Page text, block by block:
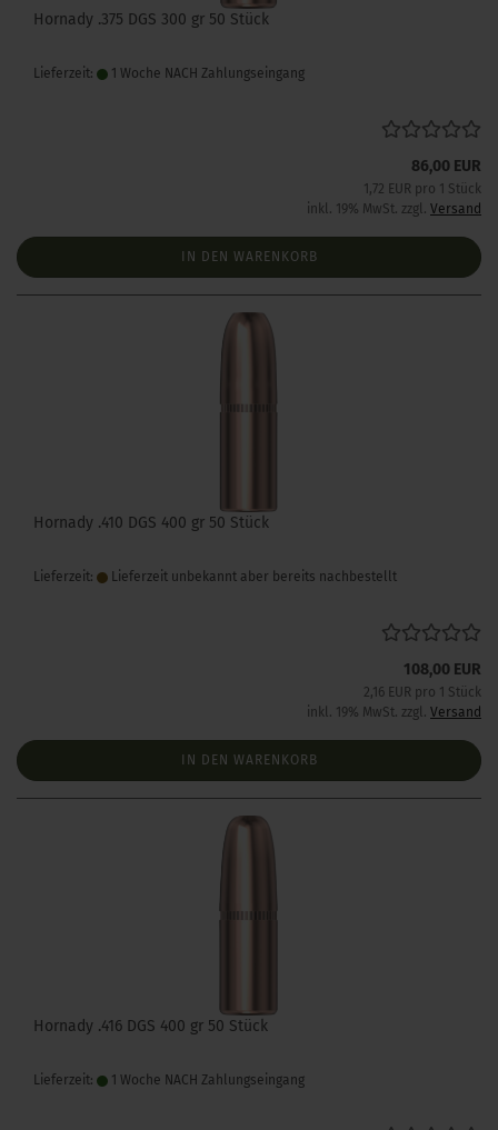
Hornady .375 DGS 300 gr 50 Stück
Lieferzeit: 1 Woche NACH Zahlungseingang
86,00 EUR
1,72 EUR pro 1 Stück
inkl. 19% MwSt. zzgl. Versand
IN DEN WARENKORB
Hornady .410 DGS 400 gr 50 Stück
Lieferzeit: Lieferzeit unbekannt aber bereits nachbestellt
108,00 EUR
2,16 EUR pro 1 Stück
inkl. 19% MwSt. zzgl. Versand
IN DEN WARENKORB
Hornady .416 DGS 400 gr 50 Stück
Lieferzeit: 1 Woche NACH Zahlungseingang